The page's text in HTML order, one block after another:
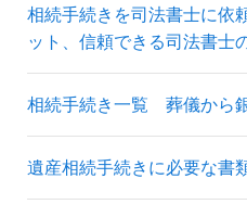
相続手続きを司法書士に依
ット、信頼できる司法書士
相続手続き一覧 葬儀から
遺産相続手続きに必要な書